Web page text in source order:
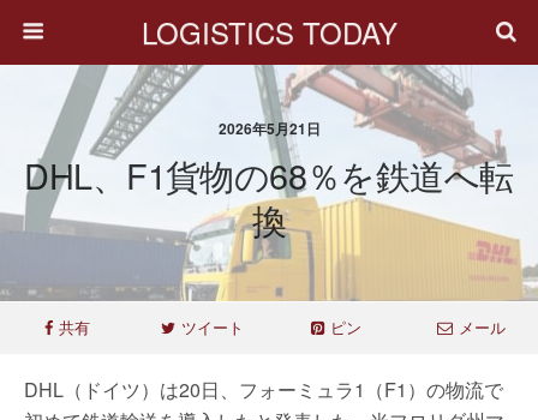
LOGISTICS TODAY
2026年5月21日
DHL、F1貨物の68％を鉄道へ転
換
共有 ツイート ピン メール
DHL（ドイツ）は20日、フォーミュラ1（F1）の物流で